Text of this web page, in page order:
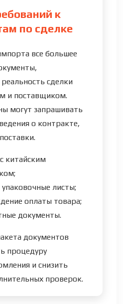
к
по сделке
все большее
сделки
и поставщиком.
могут запрашивать
о контракте,
китайским
листы;
оплаты товара;
документы.
документов
процедуру
и снизить
проверок.